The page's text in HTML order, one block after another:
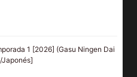
1 [2026] (Gasu Ningen Dai
Japonés]